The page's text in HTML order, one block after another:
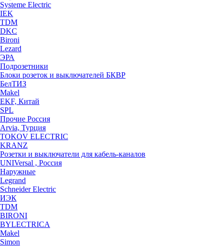
Systeme Electric
IEK
TDM
DKC
Bironi
Lezard
ЭРА
Подрозетники
Блоки розеток и выключателей БКВР
БелТИЗ
Makel
EKF, Китай
SPL
Прочие Россия
Arvia, Турция
TOKOV ELECTRIC
KRANZ
Розетки и выключатели для кабель-каналов
UNIVersal , Россия
Наружные
Legrand
Schneider Electric
ИЭК
TDM
BIRONI
BYLECTRICA
Makel
Simon